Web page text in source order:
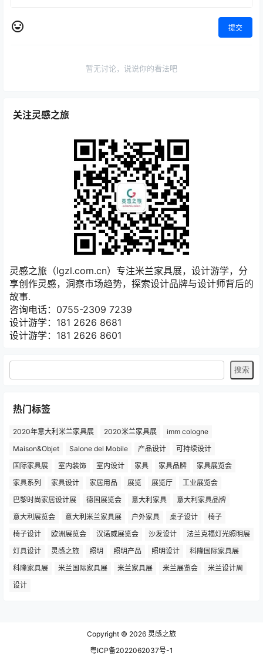
提交
暂无讨论，说说你的看法吧
关注灵感之旅
灵感之旅（lgzl.com.cn）专注米兰家具展，设计游学，分
享创作灵感，洞察市场趋势，探索设计品牌与设计师背后的
故事.
咨询电话：0755-2309 7239
设计游学：181 2626 8681
设计游学：181 2626 8601
热门标签
2020年意大利米兰家具展 2020米兰家具展
imm cologne
Maison&Objet
Salone del Mobile 产品设计
可持续设计
国际家具展
室内装饰 室内设计 家具 家具品牌
家具展览会
家具系列
家具设计 家居用品 展览 展览厅
工业展览会
巴黎时尚家居设计展
德国展览会 意大利家具
意大利家具品牌
意大利展览会
意大利米兰家具展 户外家具 桌子设计
椅子
椅子设计
欧洲展览会 汉诺威展览会 沙发设计
法兰克福灯光照明展
灯具设计
灵感之旅 照明 照明产品 照明设计
科隆国际家具展
科隆家具展
米兰国际家具展 米兰家具展 米兰展览会
米兰设计周
设计
Copyright © 2026 灵感之旅
粤ICP备2022062037号-1